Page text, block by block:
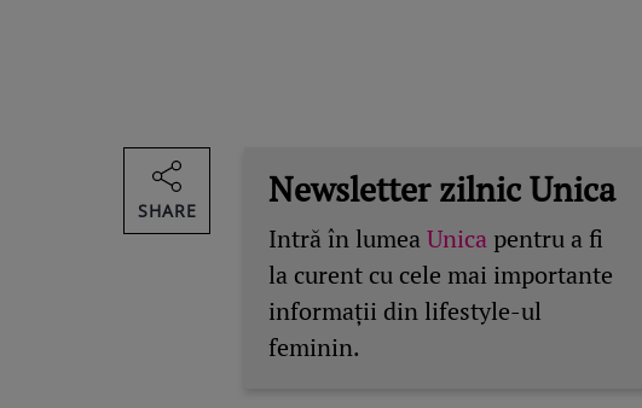
Newsletter zilnic Unica
Intră în lumeaUnica pentru a fi
la curent cu cele mai importante
informații din lifestyle-ul
feminin.
SHARE